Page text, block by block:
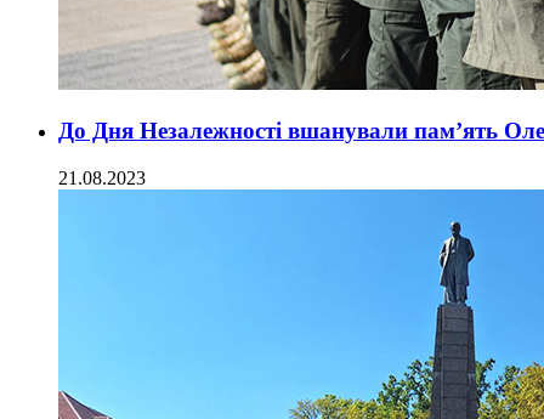
До Дня Незалежності вшанували пам’ять
21.08.2023